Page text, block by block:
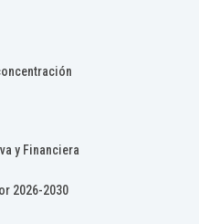
y Financiera
2026-2030